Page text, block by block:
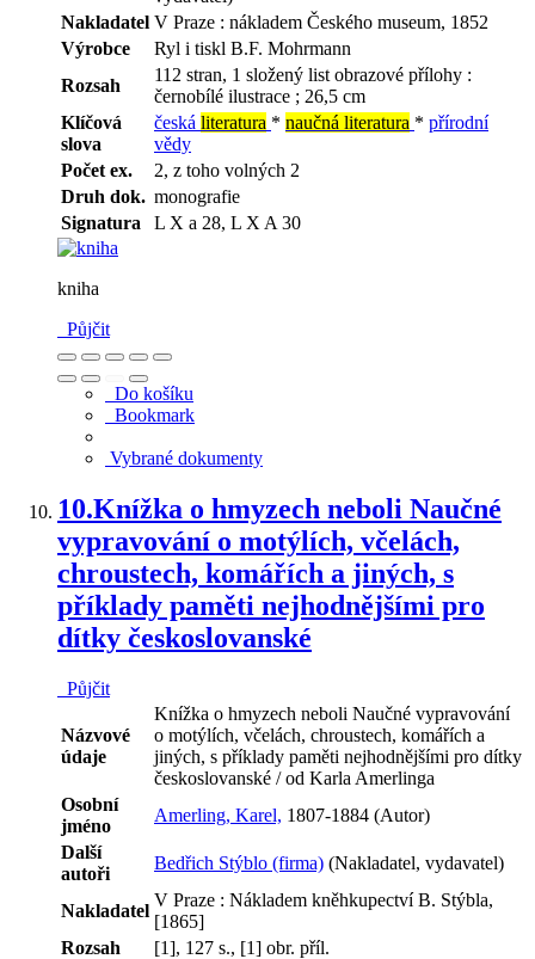
Nakladatel V Praze : nákladem Českého museum, 1852
Výrobce
Ryl i tiskl B.F. Mohrmann
Rozsah
112 stran, 1 složený list obrazové přílohy :
černobílé ilustrace ; 26,5 cm
Klíčová
slova
česká literatura * naučná literatura * přírodní
vědy
Počet ex.
2, z toho volných 2
Druh dok. monografie
Signatura
L X a 28, L X A 30
kniha
Půjčit
Do košíku
Bookmark
Vybrané dokumenty
10.Knížka o hmyzech neboli Naučné
vypravování o motýlích, včelách,
chroustech, komářích a jiných, s
příklady paměti nejhodnějšími pro
dítky českoslovanské
Půjčit
Názvové
údaje
Knížka o hmyzech neboli Naučné vypravování
o motýlích, včelách, chroustech, komářích a
jiných, s příklady paměti nejhodnějšími pro dítky
českoslovanské / od Karla Amerlinga
Osobní
jméno
Amerling, Karel, 1807-1884 (Autor)
Další
autoři
Bedřich Stýblo (firma) (Nakladatel, vydavatel)
Nakladatel
V Praze : Nákladem kněhkupectví B. Stýbla,
[1865]
Rozsah
[1], 127 s., [1] obr. příl.